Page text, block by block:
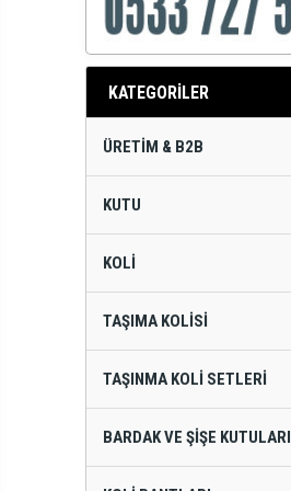
KATEGORİLER
ÜRETIM & B2B
KUTU
KOLI
TAŞIMA KOLISI
TAŞINMA KOLI SETLERI
BARDAK VE ŞIŞE KUTULARI